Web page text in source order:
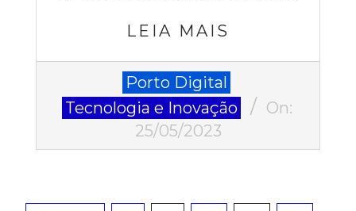
LEIA MAIS
Porto Digital
Tecnologia e Inovação
On:
25/05/2023